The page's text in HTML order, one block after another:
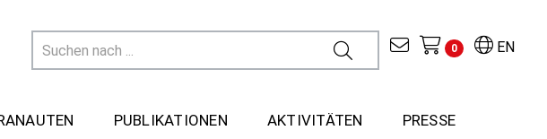
EN
0
PUBLIKATIONEN AKTIVITÄTEN PRESSE